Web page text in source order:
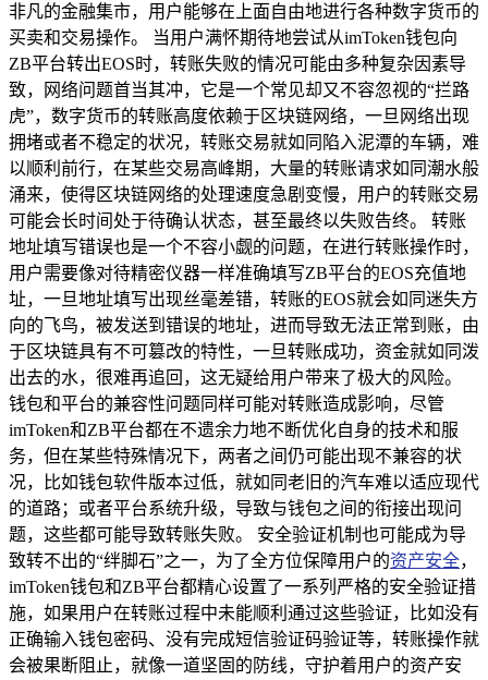
非凡的金融集市，用户能够在上面自由地进行各种数字货币的
买卖和交易操作。 当用户满怀期待地尝试从imToken钱包向
ZB平台转出EOS时，转账失败的情况可能由多种复杂因素导
致，网络问题首当其冲，它是一个常见却又不容忽视的“拦路
虎”，数字货币的转账高度依赖于区块链网络，一旦网络出现
拥堵或者不稳定的状况，转账交易就如同陷入泥潭的车辆，难
以顺利前行，在某些交易高峰期，大量的转账请求如同潮水般
涌来，使得区块链网络的处理速度急剧变慢，用户的转账交易
可能会长时间处于待确认状态，甚至最终以失败告终。 转账
地址填写错误也是一个不容小觑的问题，在进行转账操作时，
用户需要像对待精密仪器一样准确填写ZB平台的EOS充值地
址，一旦地址填写出现丝毫差错，转账的EOS就会如同迷失方
向的飞鸟，被发送到错误的地址，进而导致无法正常到账，由
于区块链具有不可篡改的特性，一旦转账成功，资金就如同泼
出去的水，很难再追回，这无疑给用户带来了极大的风险。
钱包和平台的兼容性问题同样可能对转账造成影响，尽管
imToken和ZB平台都在不遗余力地不断优化自身的技术和服
务，但在某些特殊情况下，两者之间仍可能出现不兼容的状
况，比如钱包软件版本过低，就如同老旧的汽车难以适应现代
的道路；或者平台系统升级，导致与钱包之间的衔接出现问
题，这些都可能导致转账失败。 安全验证机制也可能成为导
致转不出的“绊脚石”之一，为了全方位保障用户的资产安全，
imToken钱包和ZB平台都精心设置了一系列严格的安全验证措
施，如果用户在转账过程中未能顺利通过这些验证，比如没有
正确输入钱包密码、没有完成短信验证码验证等，转账操作就
会被果断阻止，就像一道坚固的防线，守护着用户的资产安